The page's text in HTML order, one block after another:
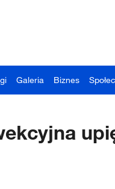
Galeria Biznes